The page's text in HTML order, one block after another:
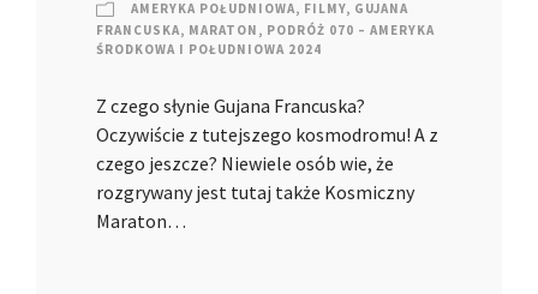
AMERYKA POŁUDNIOWA, FILMY, GUJANA
FRANCUSKA, MARATON , PODRÓŻ 070 – AMERYKA
ŚRODKOWA I POŁUDNIOWA 2024
Z czego słynie Gujana Francuska?
Oczywiście z tutejszego kosmodromu! A z
czego jeszcze? Niewiele osób wie, że
rozgrywany jest tutaj także Kosmiczny
Maraton…